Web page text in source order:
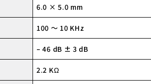
6.0 × 5.0 mm
100 ～ 10 KHz
– 46 dB ± 3 dB
2.2 KΩ